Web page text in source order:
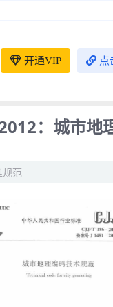
开通VIP 点
：城市地
规范